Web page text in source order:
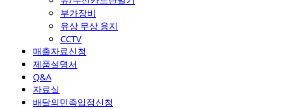
부가장비
유상 무상 용지
CCTV
매출자료신청
제품설명서
Q&A
자료실
배달의민족입점신청